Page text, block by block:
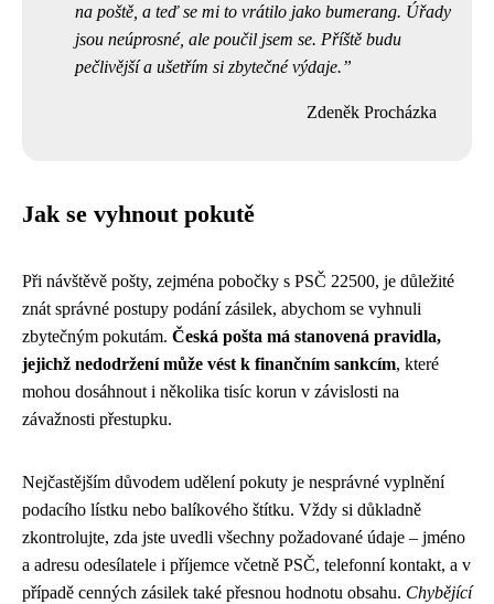
na poště, a teď se mi to vrátilo jako bumerang. Úřady
jsou neúprosné, ale poučil jsem se. Příště budu
pečlivější a ušetřím si zbytečné výdaje.
Zdeněk Procházka
Jak se vyhnout pokutě
Při návštěvě pošty, zejména pobočky s PSČ 22500, je důležité
znát správné postupy podání zásilek, abychom se vyhnuli
zbytečným pokutám. Česká pošta má stanovená pravidla,
jejichž nedodržení může vést k finančním sankcím, které
mohou dosáhnout i několika tisíc korun v závislosti na
závažnosti přestupku.
Nejčastějším důvodem udělení pokuty je nesprávné vyplnění
podacího lístku nebo balíkového štítku. Vždy si důkladně
zkontrolujte, zda jste uvedli všechny požadované údaje – jméno
a adresu odesílatele i příjemce včetně PSČ, telefonní kontakt, a v
případě cenných zásilek také přesnou hodnotu obsahu. Chybějící